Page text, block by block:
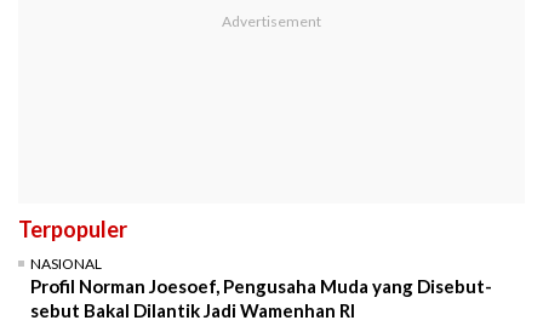
Terpopuler
NASIONAL
Profil Norman Joesoef, Pengusaha Muda yang Disebut-
sebut Bakal Dilantik Jadi Wamenhan RI